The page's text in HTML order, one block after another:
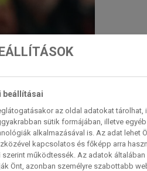
beállításai
az oldal adatokat tárolhat,
sütik formájában, illetve egyéb
alkalmazásával is. Az adat lehet
kapcsolatos és főképp arra
szerint működtessék. Az adatok általában
Önt, azonban személyre szabottabb